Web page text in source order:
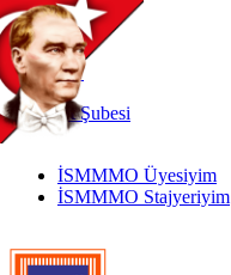
TR
|
EN
İnternetŞubesi
İSMMMO Üyesiyim
İSMMMO Stajyeriyim